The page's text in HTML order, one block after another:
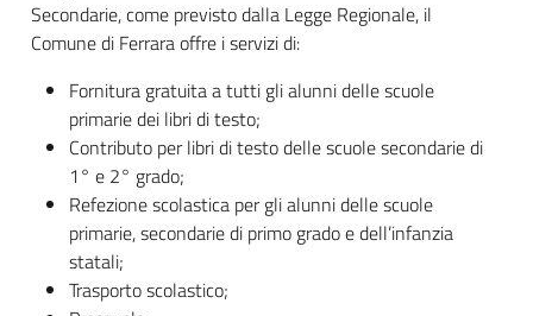
Secondarie, come previsto dalla Legge Regionale, il
Comune di Ferrara offre i servizi di:
Fornitura gratuita a tutti gli alunni delle scuole
primarie dei libri di testo;
Contributo per libri di testo delle scuole secondarie di
1° e 2° grado;
Refezione scolastica per gli alunni delle scuole
primarie, secondarie di primo grado e dell’infanzia
statali;
Trasporto scolastico;